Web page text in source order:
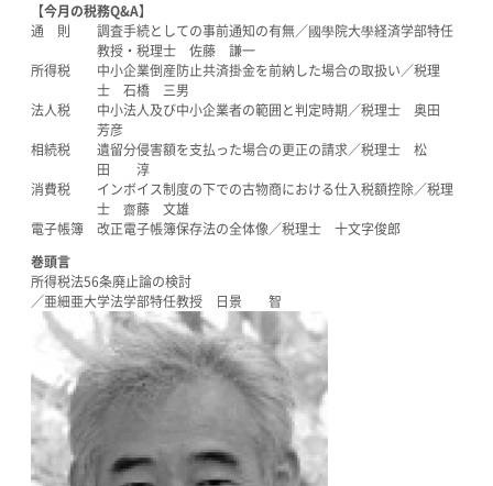
【今月の税務Q&A】
通 則 調査手続としての事前通知の有無／國學院大學経済学部特任
教授・税理士 佐藤 謙一
所得税 中小企業倒産防止共済掛金を前納した場合の取扱い／税理
士 石橋 三男
法人税 中小法人及び中小企業者の範囲と判定時期／税理士 奥田
芳彦
相続税 遺留分侵害額を支払った場合の更正の請求／税理士 松
田 淳
消費税 インボイス制度の下での古物商における仕入税額控除／税理
士 齋藤 文雄
電子帳簿 改正電子帳簿保存法の全体像／税理士 十文字俊郎
巻頭言
所得税法56条廃止論の検討
／亜細亜大学法学部特任教授 日景 智